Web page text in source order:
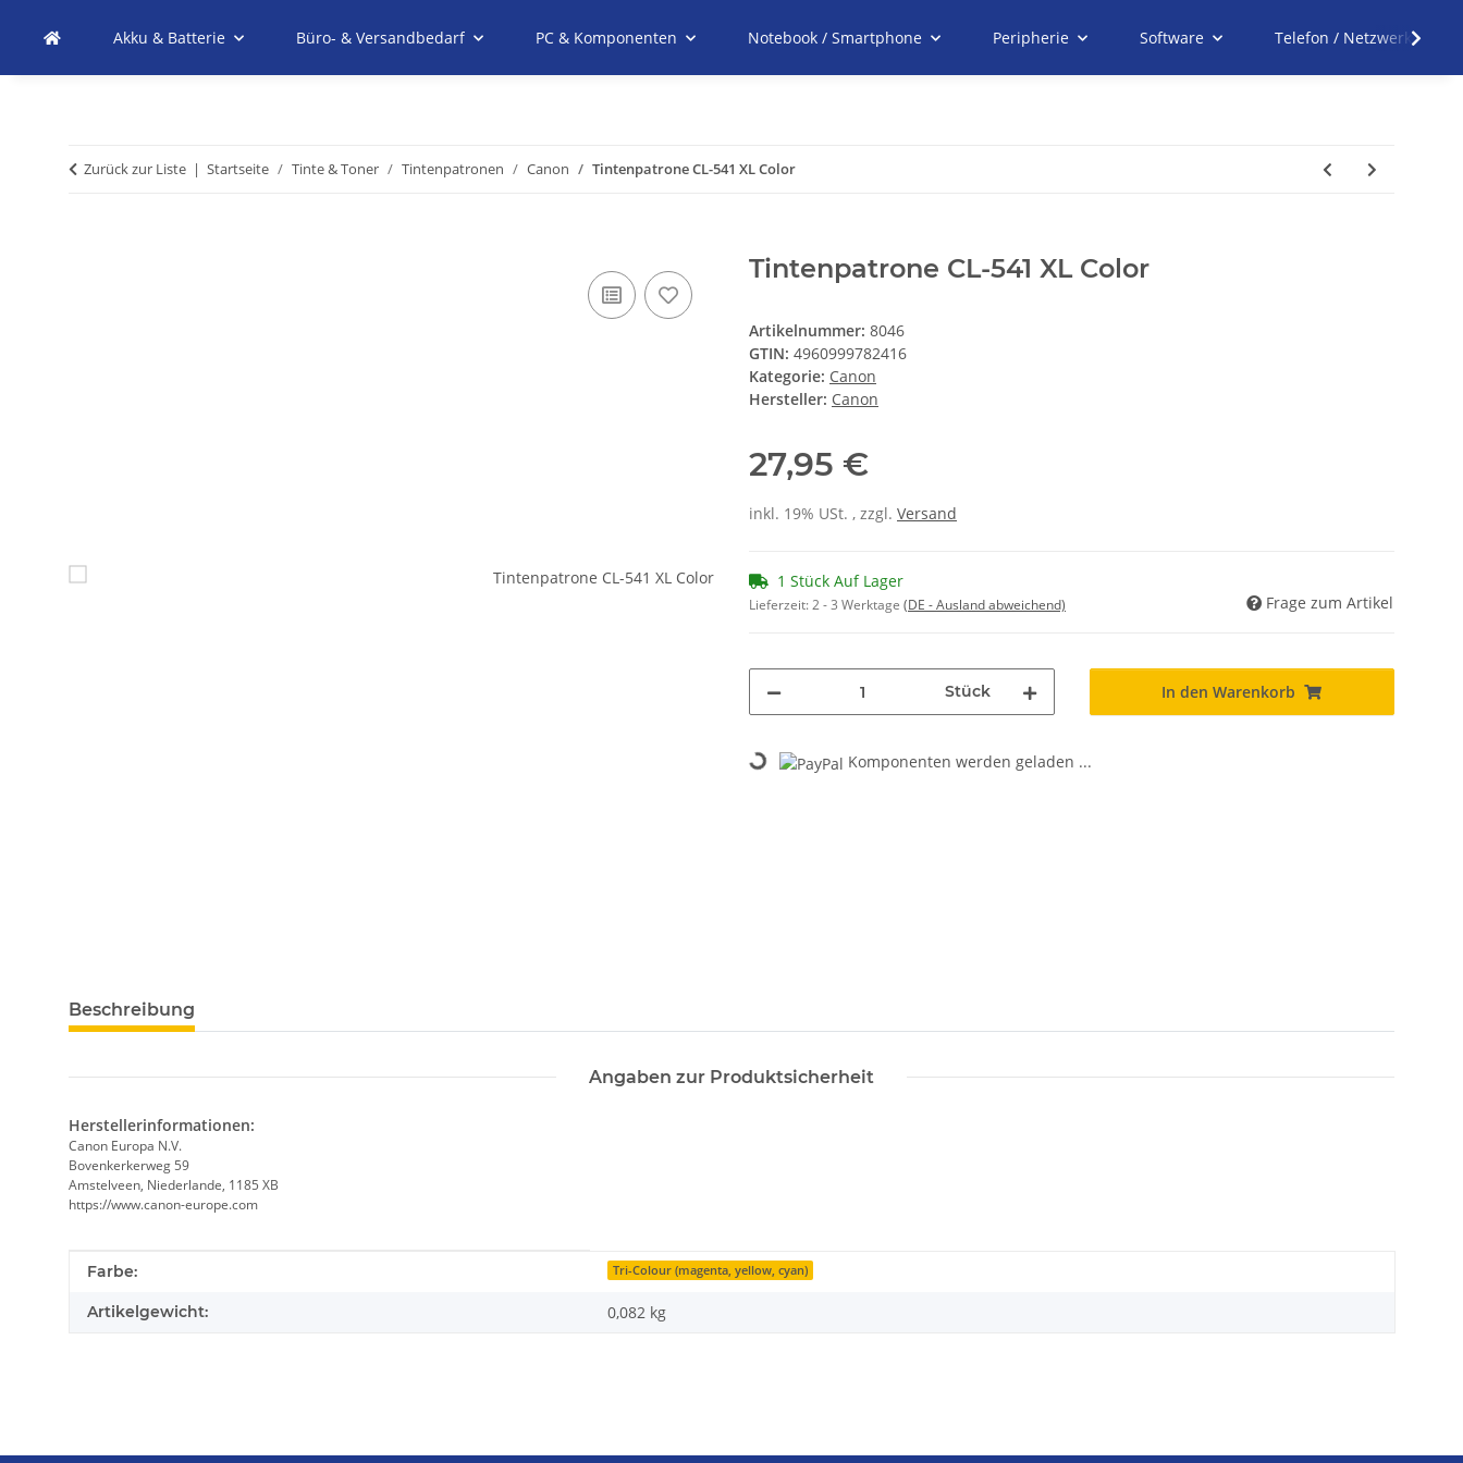
Akku & Batterie Büro- & Versandbedarf PC & Komponenten Notebook / Smartphone Peripherie Software Telefon / Netzwerk
Zurück zur Liste Startseite Tinte & Toner Tintenpatronen Canon Tintenpatrone CL-541 XL Color
Tintenpatrone CL-541 XL Color
Artikelnummer: 8046
GTIN: 4960999782416
Kategorie: Canon
Hersteller: Canon
27,95 €
inkl. 19% USt. , zzgl. Versand
1 Stück Auf Lager
Lieferzeit:2 - 3 Werktage (DE - Ausland abweichend) Frage zum Artikel
Stück In den Warenkorb
Loading... Komponenten werden geladen ...
Beschreibung
Angaben zur Produktsicherheit
Herstellerinformationen:
Canon Europa N.V.
Bovenkerkerweg 59
Amstelveen, Niederlande, 1185 XB
https://www.canon-europe.com
Produkteigenschaft
Wert
Farbe: Tri-Colour (magenta, yellow, cyan)
Artikelgewicht: 0,082 kg